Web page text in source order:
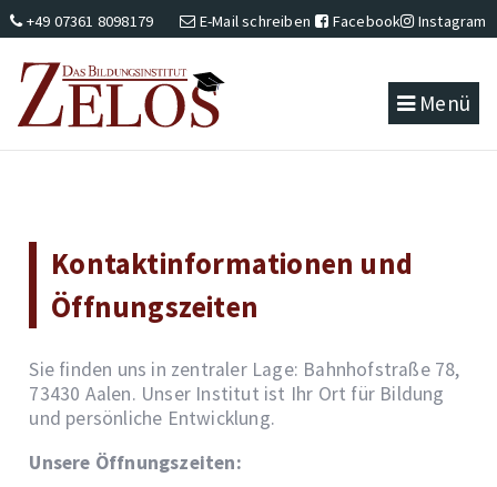
+49 07361 8098179 E-Mail schreiben Facebook Instagram
Menü
Kontaktinformationen und
Öffnungszeiten
Sie finden uns in zentraler Lage: Bahnhofstraße 78,
73430 Aalen. Unser Institut ist Ihr Ort für Bildung
und persönliche Entwicklung.
Unsere Öffnungszeiten: